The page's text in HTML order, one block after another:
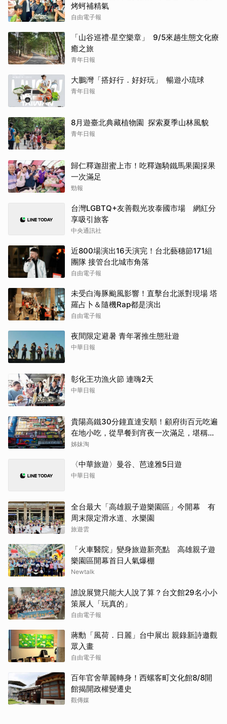
烤蚵補精氣
自由電子報
「山谷巡禮‧星空樂章」 9/5來趟生態文化療
癒之旅
青年日報
大鵬灣「搭好行．好好玩」 暢遊小琉球
青年日報
8月遊臺北典藏植物園 探索夏季山林風貌
青年日報
歸仁釋迦甜蜜上市！吃釋迦騎鐵馬果園採果
一次滿足
勁報
台灣LGBTQ+友善觀光攻泰國市場 網紅分
享吸引旅客
中央通訊社
近800場演出16天演完！台北藝穗節171組
團隊 接管台北城市角落
自由電子報
未受白海豚颱風影響！直擊台北派對現場 塔
羅占卜＆隨機Rap都是演出
自由電子報
夜間限定避暑 青年署推生態壯遊
中華日報
彰化王功漁火節 連嗨2天
中華日報
貴陽高鐵30分鐘直達安順！顧府街百元吃遍
在地小吃，從早餐到宵夜一次滿足，堪稱貴
州「小吃王國」
姊妹淘
〈中華旅遊〉曼谷、芭達雅5日遊
中華日報
全台最大「高雄親子遊樂園區」今開幕 有
周末限定滑水道、水樂園
旅遊雲
「火車醫院」變身旅遊新亮點 高雄親子遊
樂園區開幕首日人氣爆棚
Newtalk
誰說展覽只能大人說了算？台文館29名小小
策展人「玩真的」
自由電子報
蔣勳「風荷．日麗」台中展出 親錄新詩邀觀
眾入畫
自由電子報
百年官舍華麗轉身！西螺客町文化館8/8開
館揭開政權變遷史
觀傳媒